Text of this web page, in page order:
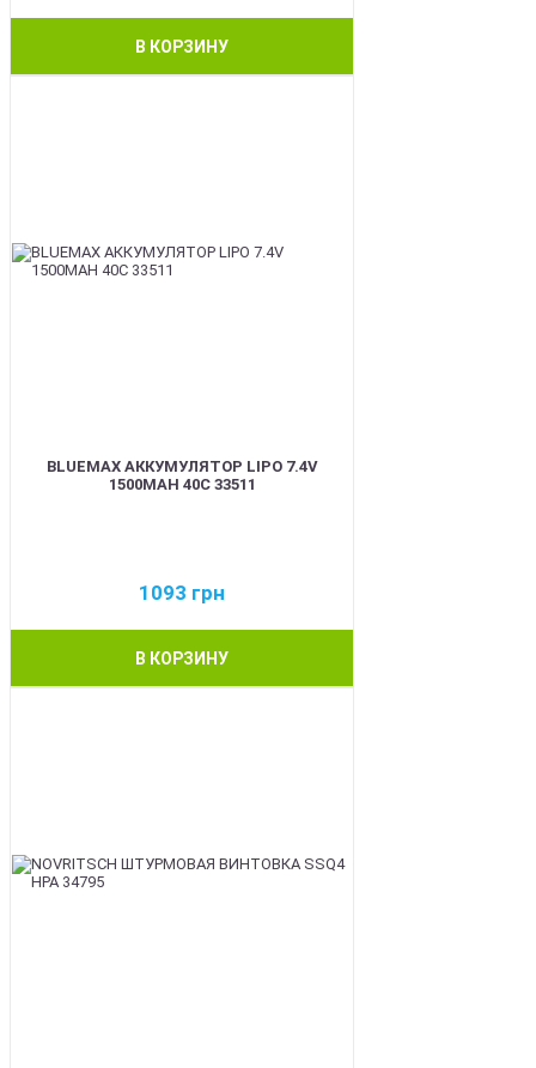
В КОРЗИНУ
BLUEMAX АККУМУЛЯТОР LIPO 7.4V
1500MAH 40C 33511
1093 грн
В КОРЗИНУ